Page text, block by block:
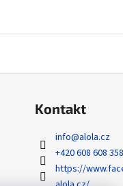
Kontakt
info@alola.cz
+420 608 608 358
https://